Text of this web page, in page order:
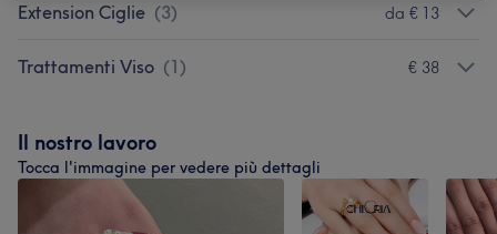
Extension Ciglie (3) da € 13
Trattamenti Viso (1) € 38
Il nostro lavoro
Tocca l'immagine per vedere più dettagli